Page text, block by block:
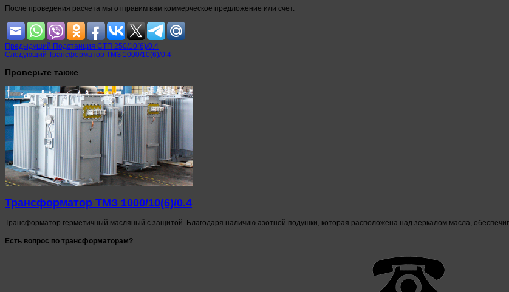
После проведения расчета мы отправим вам коммерческое предложение или счет.
Предыдущий Подстанция СТП 250/10(6)/0.4
Следующий Трансформатор ТМЗ 1000/10(6)/0.4
Проверьте также
Трансформатор ТМЗ 1000/10(6)/0.4
Трансформатор герметичный масляный с защитой. Благодаря наличию азотной подушки, которая расположена над зеркалом масла,
Есть вопрос по трансформаторам?